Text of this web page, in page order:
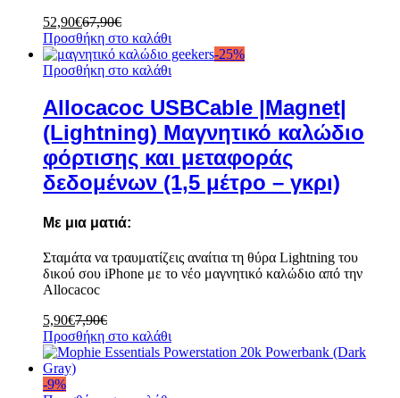
52,90€67,90€
Προσθήκη στο καλάθι
-25%
Προσθήκη στο καλάθι
Allocacoc USBCable |Magnet|
(Lightning) Μαγνητικό καλώδιο
φόρτισης και μεταφοράς
δεδομένων (1,5 μέτρο – γκρι)
Με μια ματιά:
Σταμάτα να τραυματίζεις αναίτια τη θύρα Lightning του
δικού σου iPhone με το νέο μαγνητικό καλώδιο από την
Allocacoc
5,90€7,90€
Προσθήκη στο καλάθι
-9%